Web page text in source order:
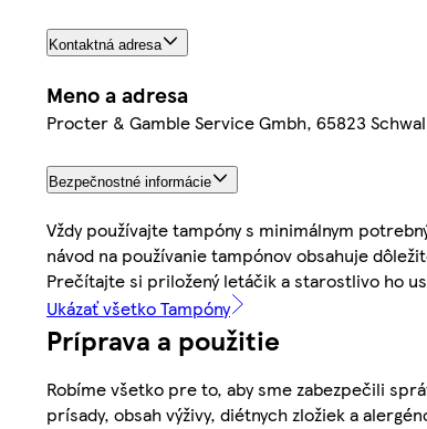
Kontaktná adresa
Meno a adresa
Procter & Gamble Service Gmbh, 65823
Bezpečnostné informácie
Vždy používajte tampóny s minimálnym
návod na používanie tampónov obsahuje
Prečítajte si priložený letáčik a starostlivo ho
Ukázať všetko Tampóny
Príprava a použitie
Robíme všetko pre to, aby sme zabezpečili
prísady, obsah výživy, diétnych zložiek a